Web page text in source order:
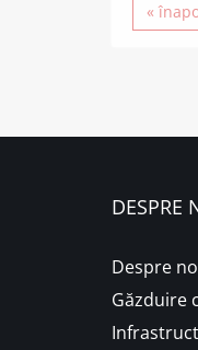
«
DESPRE
Despre
Găzduire